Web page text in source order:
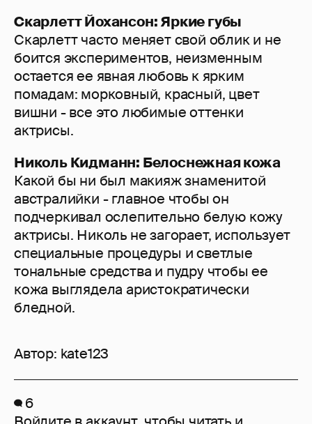
Скарлетт Йохансон: Яркие губы
Скарлетт часто меняет свой облик и не
боится экспериментов, неизменным
остается ее явная любовь к ярким
помадам: морковный, красный, цвет
вишни - все это любимые оттенки
актрисы.
Николь Кидманн: Белоснежная кожа
Какой бы ни был макияж знаменитой
австралийки - главное чтобы он
подчеркивал ослепительно белую кожу
актрисы. Николь не загорает, использует
специальные процедуры и светлые
тональные средства и пудру чтобы ее
кожа выглядела аристократически
бледной.
Автор: kate123
6